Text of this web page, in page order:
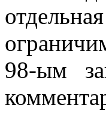
98-ым